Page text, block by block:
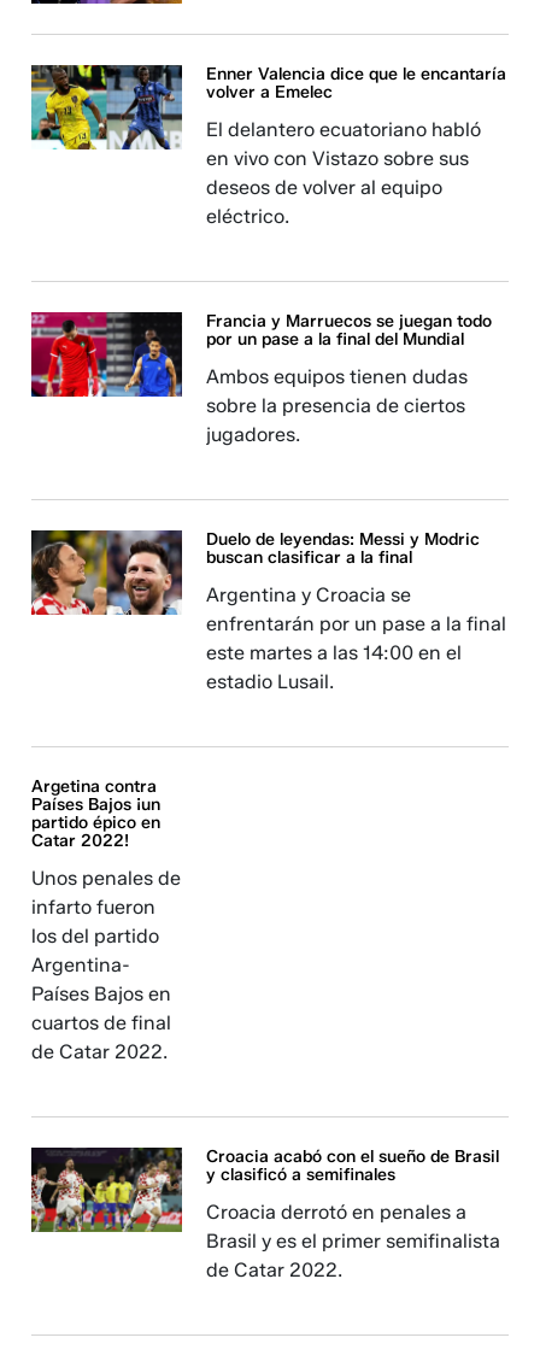
Enner Valencia dice que le encantaría
volver a Emelec
El delantero ecuatoriano habló
en vivo con Vistazo sobre sus
deseos de volver al equipo
eléctrico.
Francia y Marruecos se juegan todo
por un pase a la final del Mundial
Ambos equipos tienen dudas
sobre la presencia de ciertos
jugadores.
Duelo de leyendas: Messi y Modric
buscan clasificar a la final
Argentina y Croacia se
enfrentarán por un pase a la final
este martes a las 14:00 en el
estadio Lusail.
Argetina contra
Países Bajos ¡un
partido épico en
Catar 2022!
Unos penales de
infarto fueron
los del partido
Argentina-
Países Bajos en
cuartos de final
de Catar 2022.
Croacia acabó con el sueño de Brasil
y clasificó a semifinales
Croacia derrotó en penales a
Brasil y es el primer semifinalista
de Catar 2022.